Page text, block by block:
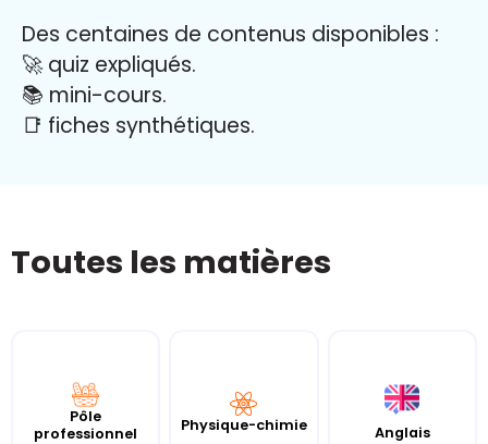
Des centaines de contenus disponibles :
🚀 quiz expliqués.
📚 mini-cours.
📑 fiches synthétiques.
Toutes les matières
Pôle
professionnel
Physique-chimie Anglais